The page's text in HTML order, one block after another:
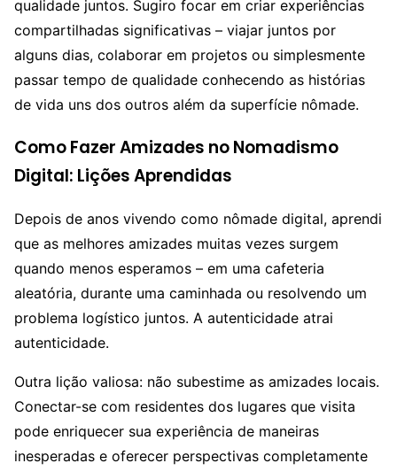
qualidade juntos. Sugiro focar em criar experiências
compartilhadas significativas – viajar juntos por
alguns dias, colaborar em projetos ou simplesmente
passar tempo de qualidade conhecendo as histórias
de vida uns dos outros além da superfície nômade.
Como Fazer Amizades no Nomadismo
Digital: Lições Aprendidas
Depois de anos vivendo como nômade digital, aprendi
que as melhores amizades muitas vezes surgem
quando menos esperamos – em uma cafeteria
aleatória, durante uma caminhada ou resolvendo um
problema logístico juntos. A autenticidade atrai
autenticidade.
Outra lição valiosa: não subestime as amizades locais.
Conectar-se com residentes dos lugares que visita
pode enriquecer sua experiência de maneiras
inesperadas e oferecer perspectivas completamente